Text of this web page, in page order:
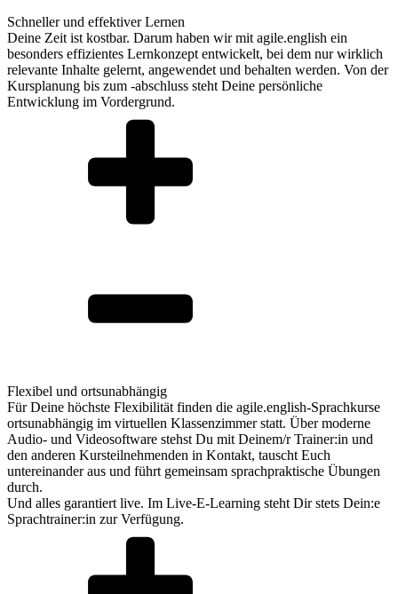
Schneller und effektiver Lernen
Deine Zeit ist kostbar. Darum haben wir mit agile.english ein
besonders effizientes Lernkonzept entwickelt, bei dem nur wirklich
relevante Inhalte gelernt, angewendet und behalten werden. Von der
Kursplanung bis zum -abschluss steht Deine persönliche
Entwicklung im Vordergrund.
Flexibel und ortsunabhängig
Für Deine höchste Flexibilität finden die agile.english-Sprachkurse
ortsunabhängig im virtuellen Klassenzimmer statt. Über moderne
Audio- und Videosoftware stehst Du mit Deinem/r Trainer:in und
den anderen Kursteilnehmenden in Kontakt, tauscht Euch
untereinander aus und führt gemeinsam sprachpraktische Übungen
durch.
Und alles garantiert live. Im Live-E-Learning steht Dir stets Dein:e
Sprachtrainer:in zur Verfügung.